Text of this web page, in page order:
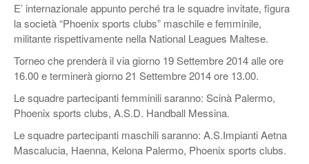
E’ internazionale appunto perché tra le squadre invitate, figura
la società “Phoenix sports clubs” maschile e femminile,
militante rispettivamente nella National Leagues Maltese.
Torneo che prenderà il via giorno 19 Settembre 2014 alle ore
16.00 e terminerà giorno 21 Settembre 2014 ore 13.00.
Le squadre partecipanti femminili saranno: Scinà Palermo,
Phoenix sports clubs, A.S.D. Handball Messina.
Le squadre partecipanti maschili saranno: A.S.Impianti Aetna
Mascalucia, Haenna, Kelona Palermo, Phoenix sports clubs.